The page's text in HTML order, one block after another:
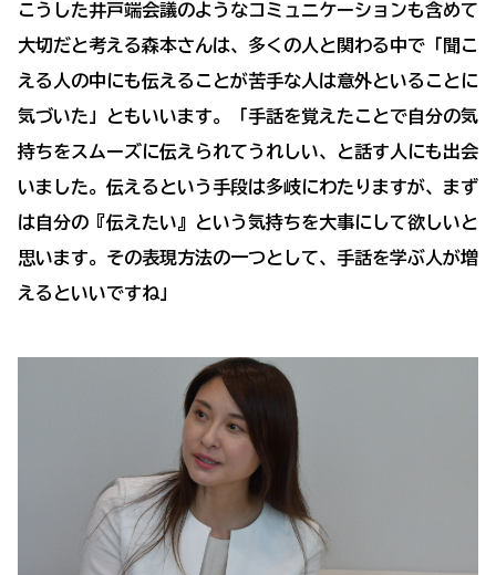
こうした井戸端会議のようなコミュニケーションも含めて
大切だと考える森本さんは、多くの人と関わる中で「聞こ
える人の中にも伝えることが苦手な人は意外といることに
気づいた」ともいいます。「手話を覚えたことで自分の気
持ちをスムーズに伝えられてうれしい、と話す人にも出会
いました。伝えるという手段は多岐にわたりますが、まず
は自分の『伝えたい』という気持ちを大事にして欲しいと
思います。その表現方法の一つとして、手話を学ぶ人が増
えるといいですね」